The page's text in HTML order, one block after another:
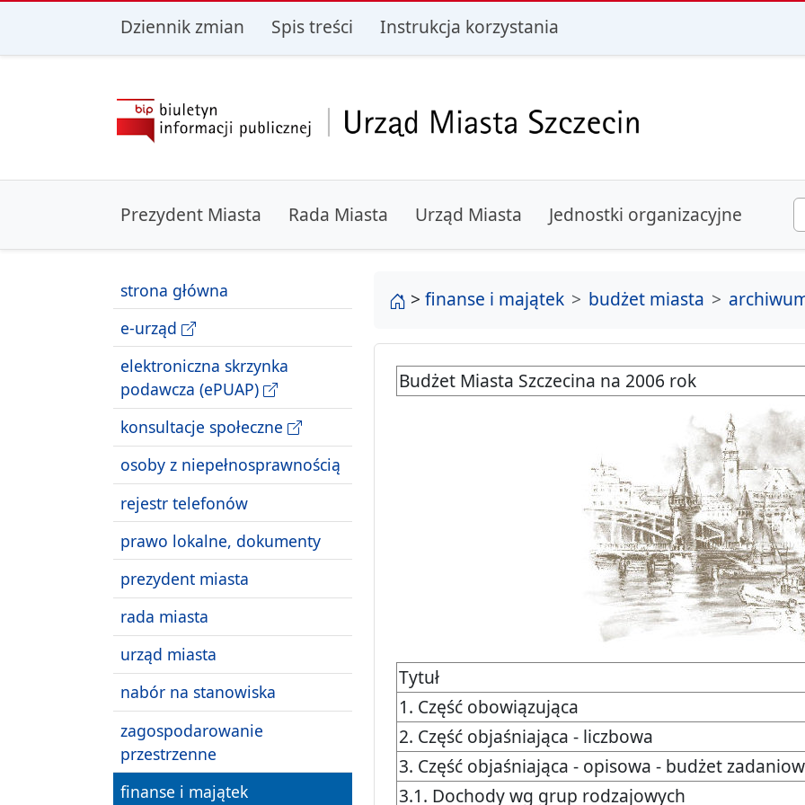
przejdź do głównego menu przejdź do treści
Dziennik zmian Spis treści Instrukcja korzystania
Prezydent Miasta Rada Miasta Urząd Miasta Jednostki organizacyjne
strona główna
e-urząd
elektroniczna skrzynka
podawcza (ePUAP)
konsultacje społeczne
osoby z niepełnosprawnością
rejestr telefonów
prawo lokalne, dokumenty
prezydent miasta
rada miasta
urząd miasta
nabór na stanowiska
zagospodarowanie
przestrzenne
finanse i majątek
strona główna
> finanse i majątek budżet miasta
Budżet Miasta Szczecina na 2006 rok
Tytuł
1. Część obowiązująca
2. Część objaśniająca - liczbowa
3. Część objaśniająca - opisowa - budżet
3.1. Dochody wg grup rodzajowych